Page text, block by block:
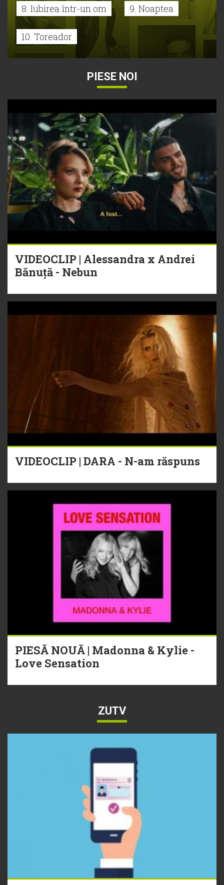
8. Iubirea într-un om 9. Noaptea
10. Toreador
PIESE NOI
VIDEOCLIP | Alessandra x Andrei
Bănuță - Nebun
VIDEOCLIP | DARA - N-am răspuns
PIESĂ NOUĂ | Madonna & Kylie -
Love Sensation
ZUTV